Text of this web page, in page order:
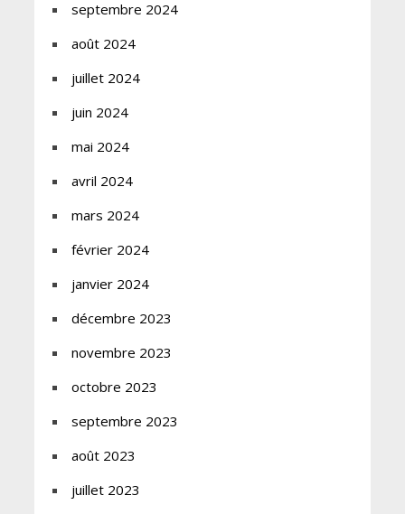
septembre 2024
août 2024
juillet 2024
juin 2024
mai 2024
avril 2024
mars 2024
février 2024
janvier 2024
décembre 2023
novembre 2023
octobre 2023
septembre 2023
août 2023
juillet 2023